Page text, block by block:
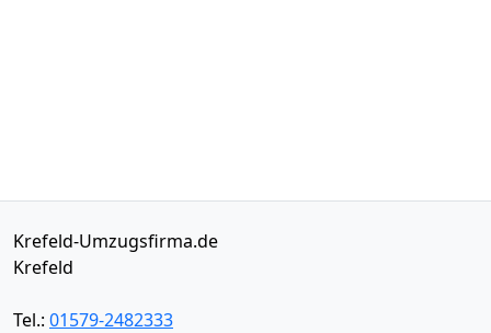
Krefeld-Umzugsfirma.de
Krefeld
Tel.: 01579-2482333